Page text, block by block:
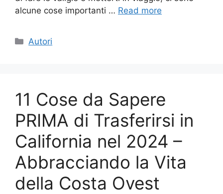
alcune cose importanti … Read more
Categories
Autori
11 Cose da Sapere
PRIMA di Trasferirsi in
California nel 2024 –
Abbracciando la Vita
della Costa Ovest